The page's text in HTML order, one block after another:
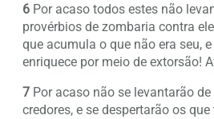
6 Por acaso todos estes não
provérbios de zombaria contra
que acumula o que não era seu,
enriquece por meio de extorsão!
7 Por acaso não se levantarão de
credores, e se despertarão os